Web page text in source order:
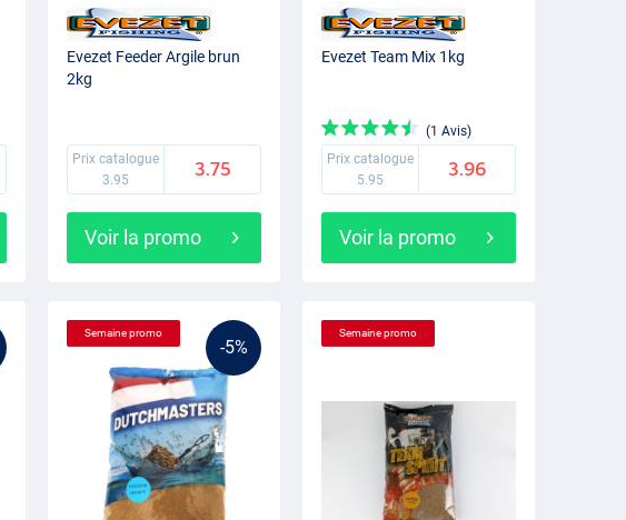
Evezet Feeder Argile brun
2kg
Prix catalogue
3.95
3.75
Voir la promo
Evezet Team Mix 1kg
(1 Avis)
Prix catalogue
5.95
3.96
Voir la promo
-5%
Semaine promo Semaine promo